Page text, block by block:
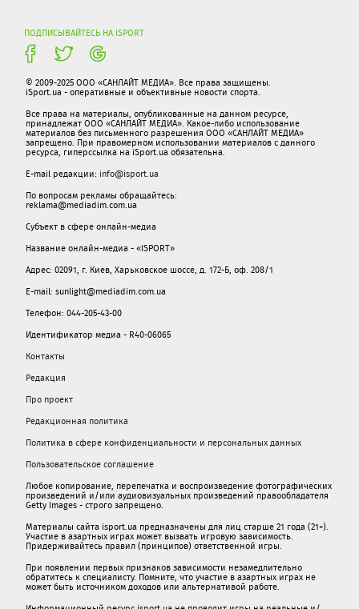
ПОДПИСЫВАЙТЕСЬ НА ISPORT
© 2009-2025 ООО «САНЛАЙТ МЕДИА». Все права защищены.
iSport.ua - оперативные и объективные новости спорта.
Все права на материалы, опубликованные на данном ресурсе,
принадлежат ООО «САНЛАЙТ МЕДИА». Какое-либо использование
материалов без письменного разрешения ООО «САНЛАЙТ МЕДИА»
запрещено. При правомерном использовании материалов с данного
ресурса, гиперссылка на iSport.ua обязательна.
E-mail редакции: info@isport.ua
По вопросам рекламы обращайтесь:
reklama@mediadim.com.ua
Субъект в сфере онлайн-медиа
Название онлайн-медиа - «ISPORT»
Адрес: 02091, г. Киев, Харьковское шоссе, д. 172-Б, оф. 208/1
E-mail: sunlight@mediadim.com.ua
Телефон: 044-205-43-00
Идентификатор медиа - R40-06065
Контакты
Редакция
Про проект
Редакционная политика
Политика в сфере конфиденциальности и персональных данных
Пользовательское соглашение
Любое копирование, перепечатка и воспроизведение фотографических
произведений и/или аудиовизуальных произведений правообладателя
Getty Images - строго запрещено.
Материалы сайта isport.ua предназначены для лиц старше 21 года (21+).
Участие в азартных играх может вызвать игровую зависимость.
Придерживайтесь правил (принципов) ответственной игры.
При появлении первых признаков зависимости незамедлительно
обратитесь к специалисту. Помните, что участие в азартных играх не
может быть источником доходов или альтернативой работе.